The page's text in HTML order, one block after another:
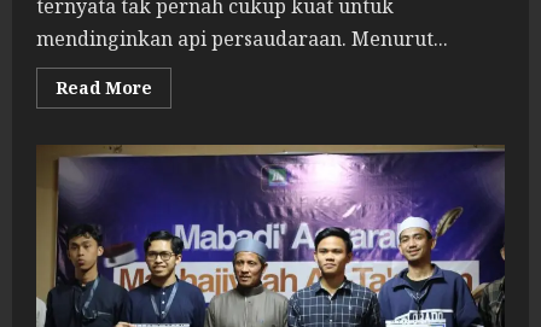
ternyata tak pernah cukup kuat untuk
mendinginkan api persaudaraan. Menurut...
Read More
more
Tahun
Jarak
Hanyalah
Angka,
Keluarga
Adalah
Nyawa